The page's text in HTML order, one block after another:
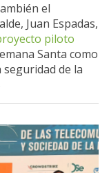
el
Juan Espadas,
piloto
Santa como
seguridad de la